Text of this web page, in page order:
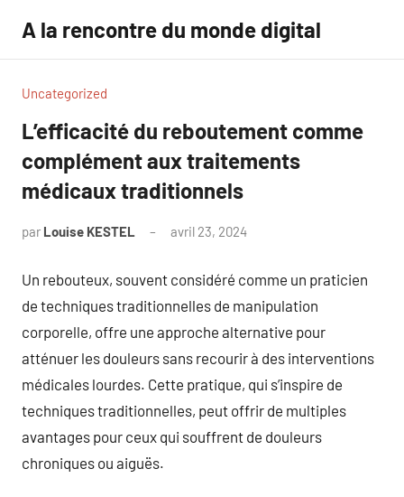
contenu
A la rencontre du monde digital
Uncategorized
L’efficacité du reboutement comme
complément aux traitements
médicaux traditionnels
par Louise KESTEL avril 23, 2024
Un rebouteux, souvent considéré comme un praticien
de techniques traditionnelles de manipulation
corporelle, offre une approche alternative pour
atténuer les douleurs sans recourir à des interventions
médicales lourdes. Cette pratique, qui s’inspire de
techniques traditionnelles, peut offrir de multiples
avantages pour ceux qui souffrent de douleurs
chroniques ou aiguës.